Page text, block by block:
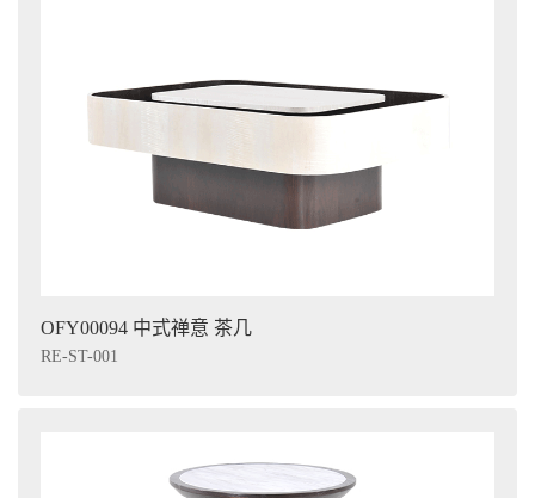
OFY00094 中式禅意 茶几
RE-ST-001